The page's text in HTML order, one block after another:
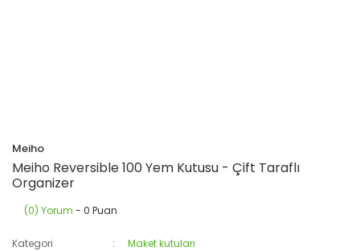
Meiho
Meiho Reversible 100 Yem Kutusu - Çift Taraflı
Organizer
(0) Yorum - 0 Puan
Kategori
Maket kutuları